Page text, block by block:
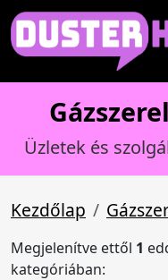
Üzletek és
Kezdőlap
Megjelenítve ettől 1
kategóriában: